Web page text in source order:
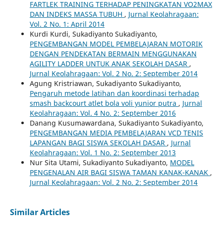
FARTLEK TRAINING TERHADAP PENINGKATAN VO2MAX
DAN INDEKS MASSA TUBUH , Jurnal Keolahragaan:
Vol. 2 No. 1: April 2014
Kurdi Kurdi, Sukadiyanto Sukadiyanto,
PENGEMBANGAN MODEL PEMBELAJARAN MOTORIK
DENGAN PENDEKATAN BERMAIN MENGGUNAKAN
AGILITY LADDER UNTUK ANAK SEKOLAH DASAR ,
Jurnal Keolahragaan: Vol. 2 No. 2: September 2014
Agung Kristriawan, Sukadiyanto Sukadiyanto,
Pengaruh metode latihan dan koordinasi terhadap
smash backcourt atlet bola voli yunior putra , Jurnal
Keolahragaan: Vol. 4 No. 2: September 2016
Danang Kusumawardana, Sukadiyanto Sukadiyanto,
PENGEMBANGAN MEDIA PEMBELAJARAN VCD TENIS
LAPANGAN BAGI SISWA SEKOLAH DASAR , Jurnal
Keolahragaan: Vol. 1 No. 2: September 2013
Nur Sita Utami, Sukadiyanto Sukadiyanto, MODEL
PENGENALAN AIR BAGI SISWA TAMAN KANAK-KANAK ,
Jurnal Keolahragaan: Vol. 2 No. 2: September 2014
Similar Articles